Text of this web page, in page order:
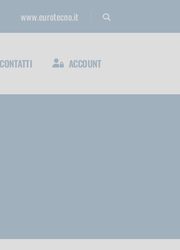
www.eurotecno.it
CONTATTI ACCOUNT